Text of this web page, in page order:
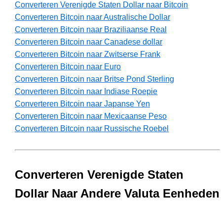
Converteren Verenigde Staten Dollar naar Bitcoin
Converteren Bitcoin naar Australische Dollar
Converteren Bitcoin naar Braziliaanse Real
Converteren Bitcoin naar Canadese dollar
Converteren Bitcoin naar Zwitserse Frank
Converteren Bitcoin naar Euro
Converteren Bitcoin naar Britse Pond Sterling
Converteren Bitcoin naar Indiase Roepie
Converteren Bitcoin naar Japanse Yen
Converteren Bitcoin naar Mexicaanse Peso
Converteren Bitcoin naar Russische Roebel
Converteren Verenigde Staten
Dollar Naar Andere Valuta Eenheden